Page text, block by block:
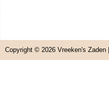
Copyright © 2026 Vreeken's Zaden